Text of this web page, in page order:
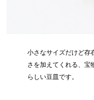
小さなサイズだけど存
さを加えてくれる、宝
らしい豆皿です。